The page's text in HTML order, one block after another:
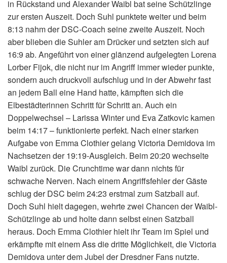
in Rückstand und Alexander Waibl bat seine Schützlinge
zur ersten Auszeit. Doch Suhl punktete weiter und beim
8:13 nahm der DSC-Coach seine zweite Auszeit. Noch
aber blieben die Suhler am Drücker und setzten sich auf
16:9 ab. Angeführt von einer glänzend aufgelegten Lorena
Lorber Fijok, die nicht nur im Angriff immer wieder punkte,
sondern auch druckvoll aufschlug und in der Abwehr fast
an jedem Ball eine Hand hatte, kämpften sich die
Elbestädterinnen Schritt für Schritt an. Auch ein
Doppelwechsel – Larissa Winter und Eva Zatkovic kamen
beim 14:17 – funktionierte perfekt. Nach einer starken
Aufgabe von Emma Clothier gelang Victoria Demidova im
Nachsetzen der 19:19-Ausgleich. Beim 20:20 wechselte
Waibl zurück. Die Crunchtime war dann nichts für
schwache Nerven. Nach einem Angriffsfehler der Gäste
schlug der DSC beim 24:23 erstmal zum Satzball auf.
Doch Suhl hielt dagegen, wehrte zwei Chancen der Waibl-
Schützlinge ab und holte dann selbst einen Satzball
heraus. Doch Emma Clothier hielt ihr Team im Spiel und
erkämpfte mit einem Ass die dritte Möglichkeit, die Victoria
Demidova unter dem Jubel der Dresdner Fans nutzte.